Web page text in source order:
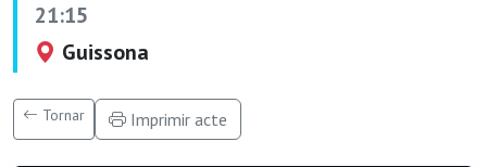
21:15
Guissona
Tornar Imprimir acte